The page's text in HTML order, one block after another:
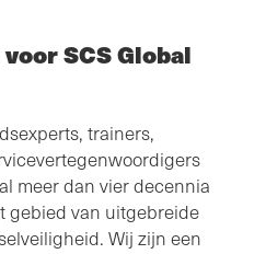
SCS Global
trainers,
meer dan vier decennia
gebied van uitgebreide
Wij zijn een